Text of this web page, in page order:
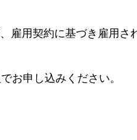
雇用契約に基づき雇用さ
お申し込みください。